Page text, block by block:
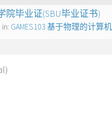
院毕业证(SBU毕业证书)
in: GAMES103 基于物理的计算